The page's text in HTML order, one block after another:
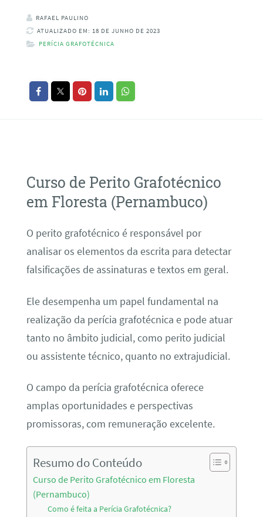
RAFAEL PAULINO
ATUALIZADO EM: 18 DE JUNHO DE 2023
PERÍCIA GRAFOTÉCNICA
Curso de Perito Grafotécnico
em Floresta (Pernambuco)
O perito grafotécnico é responsável por
analisar os elementos da escrita para detectar
falsificações de assinaturas e textos em geral.
Ele desempenha um papel fundamental na
realização da perícia grafotécnica e pode atuar
tanto no âmbito judicial, como perito judicial
ou assistente técnico, quanto no extrajudicial.
O campo da perícia grafotécnica oferece
amplas oportunidades e perspectivas
promissoras, com remuneração excelente.
Resumo do Conteúdo
Curso de Perito Grafotécnico em Floresta
(Pernambuco)
Como é feita a Perícia Grafotécnica?